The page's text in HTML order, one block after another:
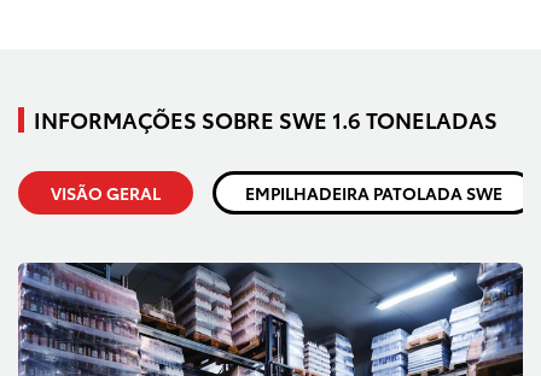
INFORMAÇÕES SOBRE SWE 1.6 TONELADAS
VISÃO GERAL EMPILHADEIRA PATOLADA SWE